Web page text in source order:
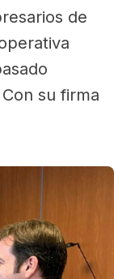
de
su firma